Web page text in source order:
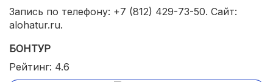
Запись по телефону: +7 (812) 429-73-50. Сайт:
alohatur.ru.
БОНТУР
Рейтинг: 4.6